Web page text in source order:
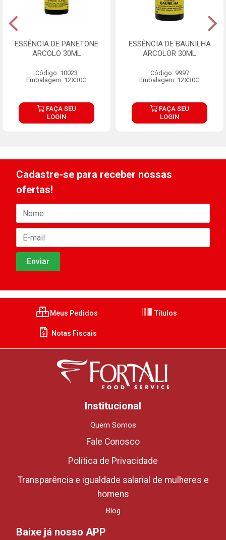
ESSÊNCIA DE PANETONE
ARCOLO 30ML
Código: 10023
Embalagem: 12X30G
FAÇA SEU
LOGIN
ESSÊNCIA DE BAUNILHA
ARCOLOR 30ML
Código: 9997
Embalagem: 12X30G
FAÇA SEU
LOGIN
Cadastre-se para receber nossas
ofertas!
Meus Pedidos Títulos
Notas Fiscais
Institucional
Quem Somos
Fale Conosco
Política de Privacidade
Transparência e igualdade salarial de mulheres e
homens
Blog
Baixe já nosso APP